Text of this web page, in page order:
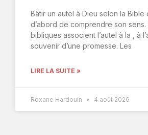
Bâtir un autel à Dieu selon la Bible
d’abord de comprendre son sens.
bibliques associent l’autel à la , à
souvenir d’une promesse. Les
LIRE LA SUITE »
Roxane Hardouin 4 août 2026